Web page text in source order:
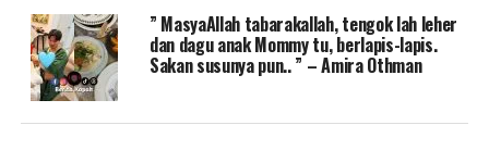
” MasyaAllah tabarakallah, tengok lah leher
dan dagu anak Mommy tu, berlapis-lapis.
Sakan susunya pun.. ” – Amira Othman